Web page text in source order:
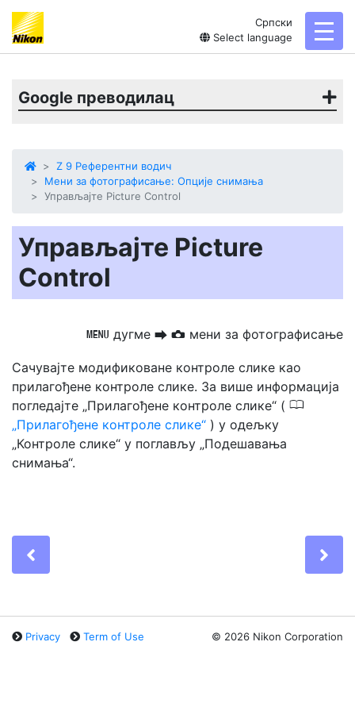
Српски
Select language
Google преводилац
Z 9 Референтни водич
Мени за фотографисање: Опције снимања
Управљајте Picture Control
Управљајте Picture
Control
G дугме U C мени за фотографисање
Сачувајте модификоване контроле слике као
прилагођене контроле слике. За више информација
погледајте „Прилагођене контроле слике“ ( 0
Прилагођене контроле слике ) у одељку
„Контроле слике“ у поглављу „Подешавања
снимања“.
Privacy Term of Use © 2026 Nikon Corporation